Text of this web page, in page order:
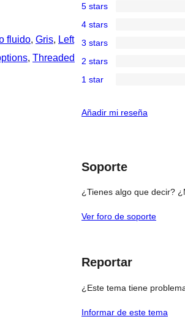
fluido, Gris, Left
, Threaded
5-
star
review
5 stars
4-
star
reviews
4 stars
3-
star
3 stars
2-
reviews
2 stars
star
1 star
Añadir mi reseña
Soporte
¿Tienes algo que decir?
Ver foro de soporte
Reportar
¿Este tema tiene
Informar de este tema